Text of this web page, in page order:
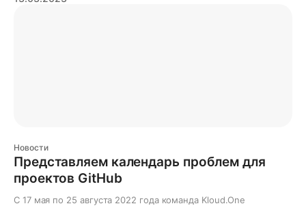
Новости
Представляем календарь проблем для
проектов GitHub
С 17 мая по 25 августа 2022 года команда Kloud.One